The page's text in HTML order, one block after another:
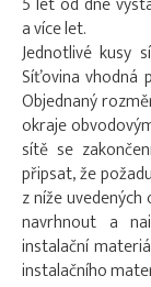
a více let.
Jednotlivé kusy
Síťovina vhodná
Objednaný
okraje
sítě se
připsat, že
z níže
navrhnout a
instalační
instalačního